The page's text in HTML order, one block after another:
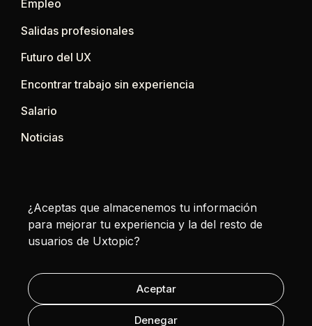
¿Aceptas que almacenemos tu información
para mejorar tu experiencia y la del resto de
usuarios de Uxtopic?
Aceptar
Denegar
Empleo
Salidas profesionales
Futuro del UX
Encontrar trabajo sin experiencia
Salario
Noticias
Volver arriba
Política de cookies
ESENFR